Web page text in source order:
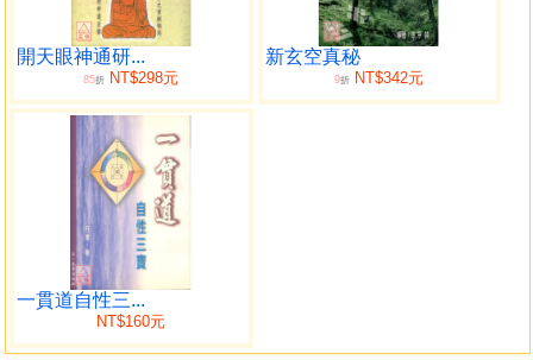
河洛概義
地盤．天盤飛星
正向
上元甲子向運吉凶表
中元甲子向運吉凶表
下元甲子向運吉凶表
太歲臨方檢查表
零神正神逐運方位吉凶表
坤壬乙訣起例之由來
直向
出宮兼借助五黃法
開天眼神通研...
85折 NT$298元
新玄空真秘
9折 NT$342元
一貫道自性三...
NT$160元